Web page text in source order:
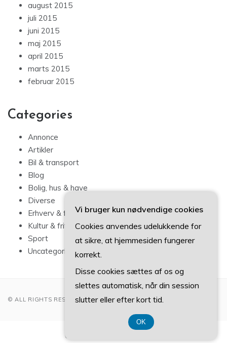
august 2015
juli 2015
juni 2015
maj 2015
april 2015
marts 2015
februar 2015
Categories
Annonce
Artikler
Bil & transport
Blog
Bolig, hus & have
Diverse
Erhverv & forbrug
Kultur & fritid
Sport
Uncategorized
© ALL RIGHTS RESERVED 2022
CVR-Nummer 374 077 39
Vi bruger kun nødvendige cookies
Cookies anvendes udelukkende for
at sikre, at hjemmesiden fungerer
korrekt.
Disse cookies sættes af os og
slettes automatisk, når din session
slutter eller efter kort tid.
OK